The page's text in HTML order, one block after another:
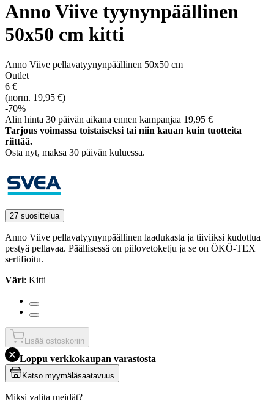
Anno Viive tyynynpäällinen
50x50 cm kitti
Anno Viive pellavatyynynpäällinen 50x50 cm
Outlet
6 €
(norm. 19,95 €)
-70%
Alin hinta 30 päivän aikana ennen kampanjaa 19,95 €
Tarjous voimassa toistaiseksi tai niin kauan kuin tuotteita
riittää.
Osta nyt, ­maksa 30 päivän kuluessa.
27 suosittelua
Anno Viive pellavatyynynpäällinen laadukasta ja tiiviiksi kudottua
pestyä pellavaa. Päällisessä on piilovetoketju ja se on ÖKÖ-TEX
sertifioitu.
Väri: Kitti
Lisää ostoskoriin
Loppu verkkokaupan varastosta
Katso myymäläsaatavuus
Miksi valita meidät?